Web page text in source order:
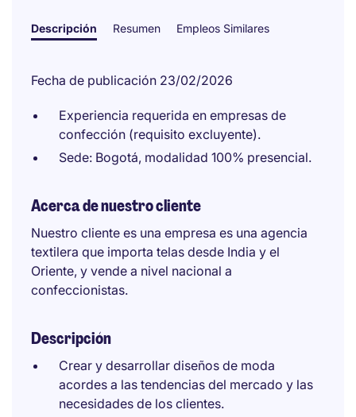
Descripción Resumen Empleos Similares
Fecha de publicación 23/02/2026
Experiencia requerida en empresas de
confección (requisito excluyente).
Sede: Bogotá, modalidad 100% presencial.
Acerca de nuestro cliente
Nuestro cliente es una empresa es una agencia
textilera que importa telas desde India y el
Oriente, y vende a nivel nacional a
confeccionistas.
Descripción
Crear y desarrollar diseños de moda
acordes a las tendencias del mercado y las
necesidades de los clientes.